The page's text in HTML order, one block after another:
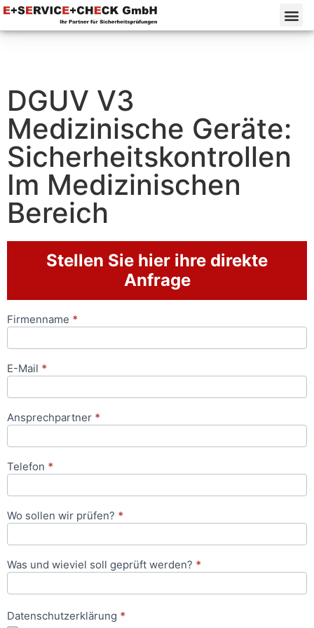
DGUV V3
Medizinische Geräte:
Sicherheitskontrollen
Im Medizinischen
Bereich
Stellen Sie hier ihre direkte
Anfrage
Anfrageformular
Firmenname *
E-Mail *
Ansprechpartner *
Telefon *
Wo sollen wir prüfen? *
Was und wieviel soll geprüft werden? *
Datenschutzerklärung *